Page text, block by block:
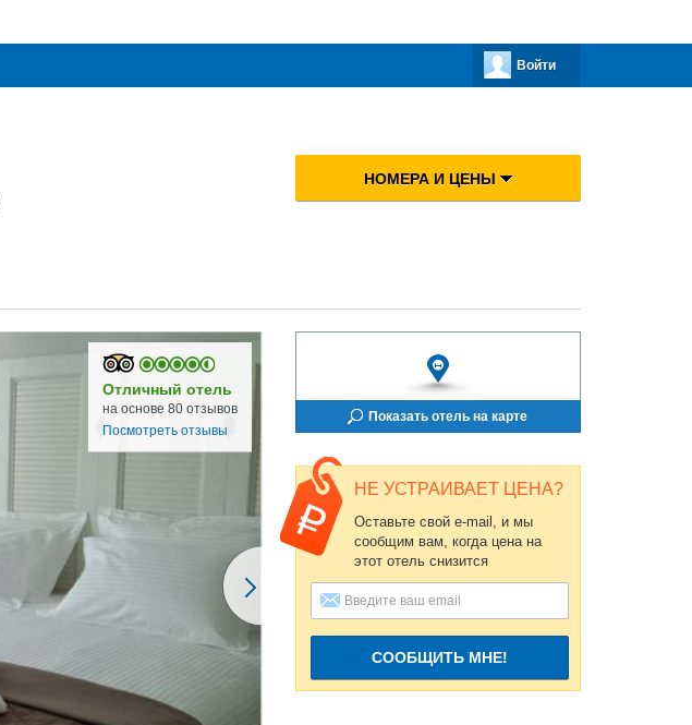
Войти
НОМЕРА И ЦЕНЫ
Отличный отель
на основе 80 отзывов
Посмотреть отзывы
Показать отель на карте
НЕ УСТРАИВАЕТ ЦЕНА?
Оставьте свой e-mail, и мы
сообщим вам, когда цена на
этот отель снизится
СООБЩИТЬ МНЕ!